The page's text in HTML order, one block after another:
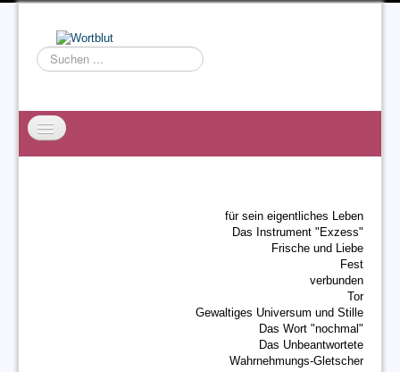
Suchen
...
für sein eigentliches Leben
Das Instrument "Exzess"
Frische und Liebe
Fest
verbunden
Tor
Gewaltiges Universum und Stille
Das Wort "nochmal"
Das Unbeantwortete
Wahrnehmungs-Gletscher